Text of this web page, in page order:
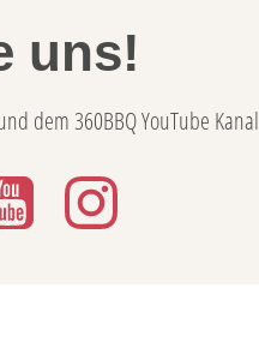
uns!
dem 360BBQ YouTube Kanal